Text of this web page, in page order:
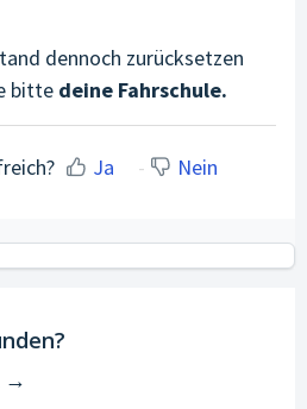
dennoch zurücksetzen
bitte deine Fahrschule.
Ja Nein
→